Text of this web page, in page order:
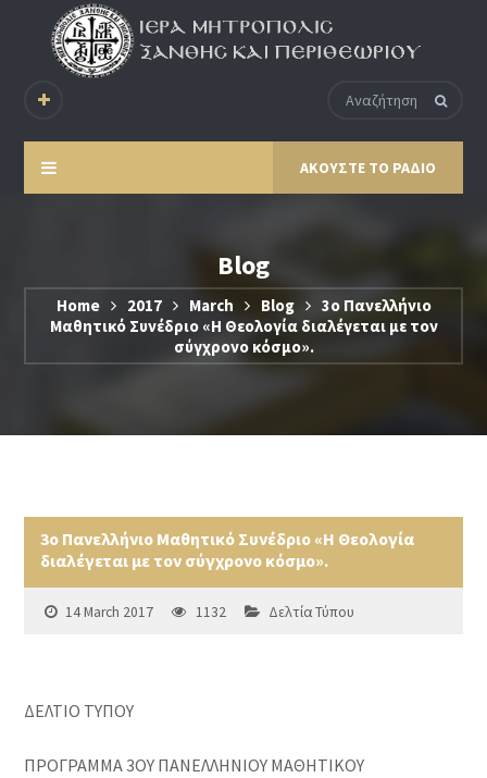
ΑΚΟΥΣΤΕ ΤΟ ΡΑΔΙΟ
Blog
Home 2017 March Blog
3ο Πανελλήνιο
Μαθητικό Συνέδριο «Η Θεολογία διαλέγεται με τον
σύγχρονο κόσμο».
3ο Πανελλήνιο Μαθητικό Συνέδριο «Η Θεολογία
διαλέγεται με τον σύγχρονο κόσμο».
14 March 2017 1132 Δελτία Τύπου
ΔΕΛΤΙΟ ΤΥΠΟΥ
ΠΡΟΓΡΑΜΜΑ 3ΟΥ ΠΑΝΕΛΛΗΝΙΟΥ ΜΑΘΗΤΙΚΟΥ